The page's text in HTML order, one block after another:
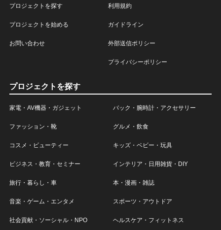
プロジェクトを探す
プロジェクトを始める
お問い合わせ
利用規約
ガイドライン
外部送信ポリシー
プライバシーポリシー
プロジェクトを探す
家電・AV機器・ガジェット バック・腕時計・アクセサリー
ファッション・靴 グルメ・飲食
コスメ・ビューティー キッズ・ベビー・玩具
ビジネス・教育・セミナー インテリア・日用雑貨・DIY
旅行・暮らし・車 本・漫画・雑誌
音楽・ゲーム・エンタメ スポーツ・アウトドア
社会貢献・ソーシャル・NPO ヘルスケア・フィットネス